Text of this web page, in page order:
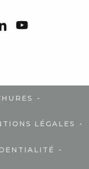
-
LÉGALES -
-